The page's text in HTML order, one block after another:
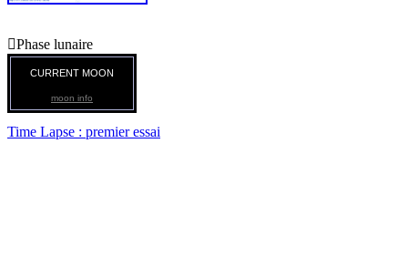
Phase lunaire
CURRENT MOON
moon info
Time Lapse : premier essai